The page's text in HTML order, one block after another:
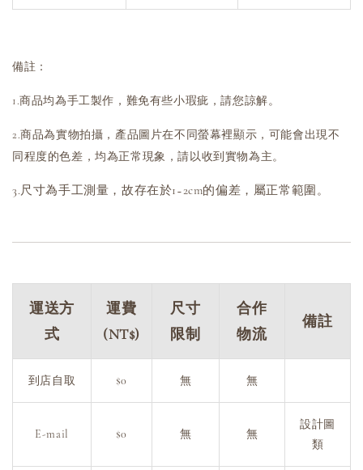
備註：
1.商品均為手工製作，難免有些小瑕疵，請您諒解。
2.商品為實物拍攝，產品圖片在不同螢幕裡顯示，可能會出現不
同程度的色差，均為正常現象，請以收到實物為主。
3.尺寸為手工測量，故存在於1~2cm的偏差，屬正常範圍。
運送方
式
運費
(NT$)
尺寸
限制
合作
物流
備註
到店自取 $0 無 無
E-mail $0 無 無
設計圖
類